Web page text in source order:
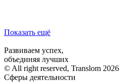
Показать ещё
Развиваем успех,
объединяя лучших
© All right reserved, Translom 2026
Сферы деятельности